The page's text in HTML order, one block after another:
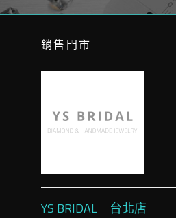
銷售門市
YS BRIDAL 台北店